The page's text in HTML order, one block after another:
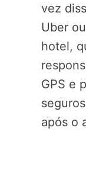
vez
Uber
hotel,
GPS e
após o